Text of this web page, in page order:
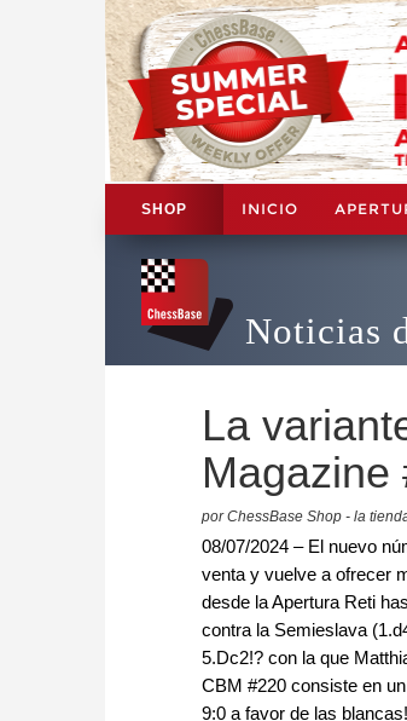
SHOP INICIO
Noticias
La
Magazine
por ChessBase Shop - la
08/07/2024 – El nuevo
venta y vuelve a ofrecer
desde la Apertura Reti
contra la Semieslava
5.Dc2!? con la que
CBM #220 consiste en
9:0 a favor de las